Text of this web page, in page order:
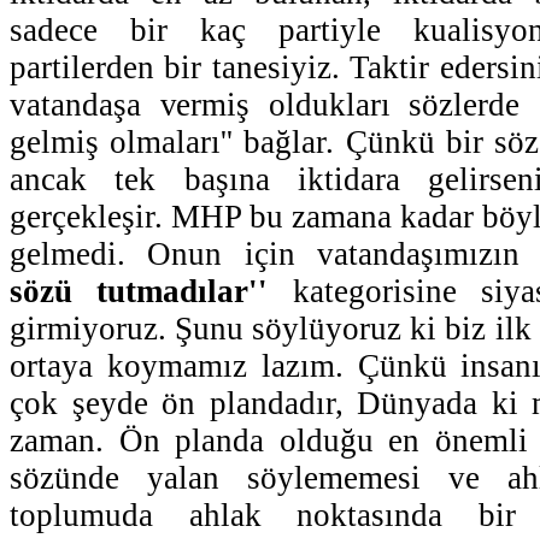
sadece bir kaç partiyle
partilerden bir tanesiyiz. Taktir
vatandaşa vermiş oldukları
gelmiş olmaları'' bağlar. Çünkü bir
ancak tek başına iktidara
gerçekleşir. MHP bu zamana kadar
gelmedi. Onun için
sözü tutmadılar'' kategorisine
girmiyoruz. Şunu söylüyoruz ki biz ilk
ortaya koymamız lazım. Çünkü
çok şeyde ön plandadır, Dünyada ki
zaman. Ön planda olduğu en
sözünde yalan söylememesi ve
toplumuda ahlak noktasında bir